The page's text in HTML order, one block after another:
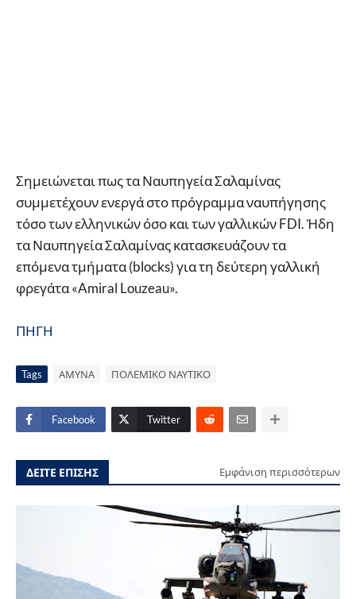
Σημειώνεται πως τα Ναυπηγεία Σαλαμίνας
συμμετέχουν ενεργά στο πρόγραμμα ναυπήγησης
τόσο των ελληνικών όσο και των γαλλικών FDI. Ήδη
τα Ναυπηγεία Σαλαμίνας κατασκευάζουν τα
επόμενα τμήματα (blocks) για τη δεύτερη γαλλική
φρεγάτα «Amiral Louzeau».
ΠΗΓΗ
Tags ΑΜΥΝΑ ΠΟΛΕΜΙΚΟ ΝΑΥΤΙΚΟ
Facebook Twitter
ΔΕΙΤΕ ΕΠΙΣΗΣ Εμφάνιση περισσότερων